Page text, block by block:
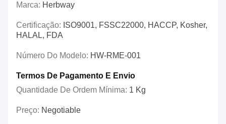
Marca: Herbway
Certificação: ISO9001, FSSC22000, HACCP, Kosher,
HALAL, FDA
Número Do Modelo: HW-RME-001
Termos De Pagamento E Envio
Quantidade De Ordem Mínima: 1 Kg
Preço: Negotiable